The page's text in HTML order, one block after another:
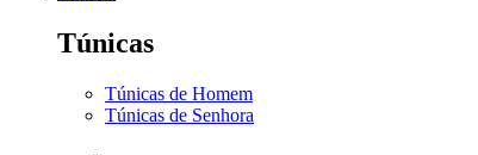
Túnicas
Túnicas de Homem
Túnicas de Senhora